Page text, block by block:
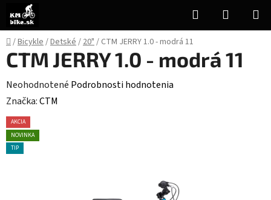
obsah
Hľadať
KOŠÍK
Domov
/Bicykle/Detské/20"/ CTM JERRY 1.0 - modrá 11
CTM JERRY 1.0 - modrá 11
Priemerné
hodnotenie
produktu
je
0,0
Neohodnotené Podrobnosti hodnotenia
Značka:CTM
AKCIA
NOVINKA
TIP